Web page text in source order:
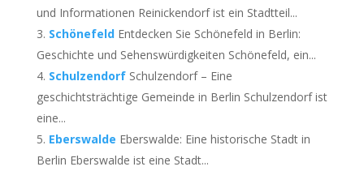
und Informationen Reinickendorf ist ein Stadtteil...
Schönefeld Entdecken Sie Schönefeld in Berlin:
Geschichte und Sehenswürdigkeiten Schönefeld, ein...
Schulzendorf Schulzendorf – Eine
geschichtsträchtige Gemeinde in Berlin Schulzendorf ist
eine...
Eberswalde Eberswalde: Eine historische Stadt in
Berlin Eberswalde ist eine Stadt...